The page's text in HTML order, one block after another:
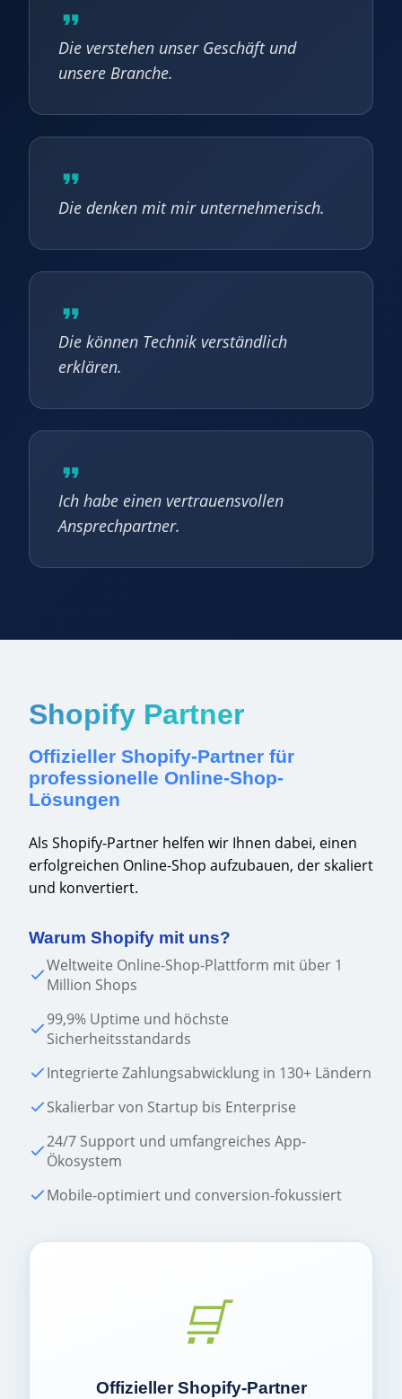
Die verstehen unser Geschäft und
unsere Branche.
Die denken mit mir unternehmerisch.
Die können Technik verständlich
erklären.
Ich habe einen vertrauensvollen
Ansprechpartner.
Shopify Partner
Offizieller Shopify-Partner für
professionelle Online-Shop-
Lösungen
Als Shopify-Partner helfen wir Ihnen dabei, einen
erfolgreichen Online-Shop aufzubauen, der skaliert
und konvertiert.
Warum Shopify mit uns?
Weltweite Online-Shop-Plattform mit über 1
Million Shops
99,9% Uptime und höchste
Sicherheitsstandards
Integrierte Zahlungsabwicklung in 130+ Ländern
Skalierbar von Startup bis Enterprise
24/7 Support und umfangreiches App-
Ökosystem
Mobile-optimiert und conversion-fokussiert
🛒
Offizieller Shopify-Partner